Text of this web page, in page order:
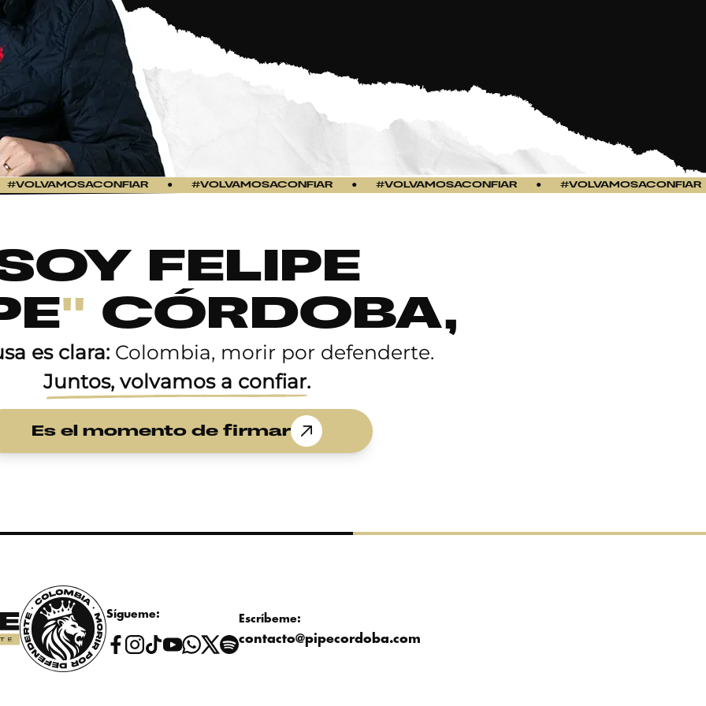
● #VOLVAMOSACONFIAR ● #VOLVAMOSACONFIAR ● #VOLVAMOSACONFIAR ●
FELIPE
" CÓRDOBA,
es clara:Colombia, morir por defenderte.
Juntos, volvamos a conﬁar.
Es el momento de ﬁrmar
Sígueme: Escríbeme:
contacto@pipecordoba.com